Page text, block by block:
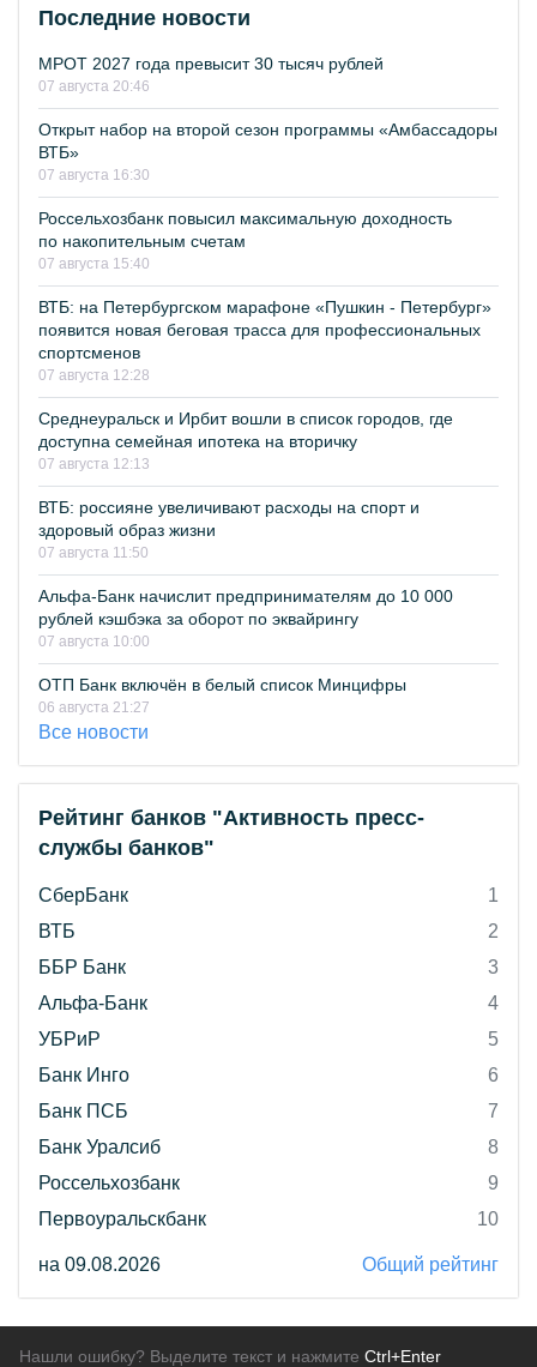
Последние новости
МРОТ 2027 года превысит 30 тысяч рублей
07 августа 20:46
Открыт набор на второй сезон программы «Амбассадоры
ВТБ»
07 августа 16:30
Россельхозбанк повысил максимальную доходность
по накопительным счетам
07 августа 15:40
ВТБ: на Петербургском марафоне «Пушкин - Петербург»
появится новая беговая трасса для профессиональных
спортсменов
07 августа 12:28
Среднеуральск и Ирбит вошли в список городов, где
доступна семейная ипотека на вторичку
07 августа 12:13
ВТБ: россияне увеличивают расходы на спорт и
здоровый образ жизни
07 августа 11:50
Альфа-Банк начислит предпринимателям до 10 000
рублей кэшбэка за оборот по эквайрингу
07 августа 10:00
ОТП Банк включён в белый список Минцифры
06 августа 21:27
Все новости
Рейтинг банков "Активность пресс-
службы банков"
СберБанк
1
ВТБ
2
ББР Банк
3
Альфа-Банк
4
УБРиР
5
Банк Инго
6
Банк ПСБ
7
Банк Уралсиб
8
Россельхозбанк
9
Первоуральскбанк
10
на 09.08.2026 Общий рейтинг
Нашли ошибку? Выделите текст и нажмите Ctrl+Enter